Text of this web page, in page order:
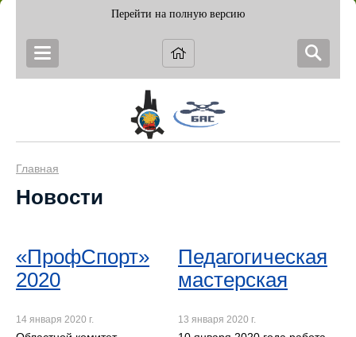
Перейти на полную версию
Главная
Новости
«ПрофСпорт»
2020
14 января 2020 г.
Педагогическая
мастерская
13 января 2020 г.